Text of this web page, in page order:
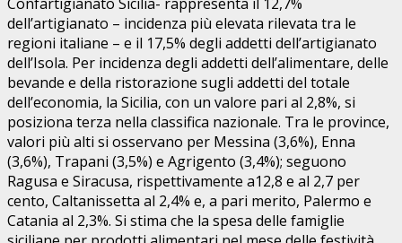
dell’artigianato – incidenza più elevata rilevata tra le
regioni italiane – e il 17,5% degli addetti dell’artigianato
dell’Isola. Per incidenza degli addetti dell’alimentare, delle
bevande e della ristorazione sugli addetti del totale
dell’economia, la Sicilia, con un valore pari al 2,8%, si
posiziona terza nella classifica nazionale. Tra le province,
valori più alti si osservano per Messina (3,6%), Enna
(3,6%), Trapani (3,5%) e Agrigento (3,4%); seguono
Ragusa e Siracusa, rispettivamente a12,8 e al 2,7 per
cento, Caltanissetta al 2,4% e, a pari merito, Palermo e
Catania al 2,3%. Si stima che la spesa delle famiglie